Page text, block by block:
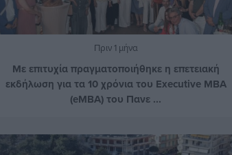
Πριν 1 μήνα
Με επιτυχία πραγματοποιήθηκε η επετειακή
εκδήλωση για τα 10 χρόνια του Executive MBA
(eMBA) του Πανε ...